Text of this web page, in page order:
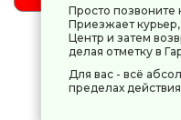
0 руб. -
Просто позвоните
Приезжает
Центр и затем
делая отметку в
Для вас - всё
пределах